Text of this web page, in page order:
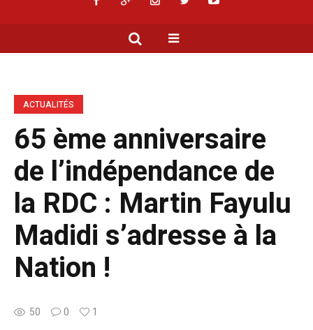
ACTUALITÉS
65 ème anniversaire
de l’indépendance de
la RDC : Martin Fayulu
Madidi s’adresse à la
Nation !
50 0 1